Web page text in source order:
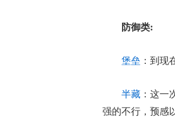
防御类:
堡垒 ：到现
半藏 ：这一
强的不行，预感